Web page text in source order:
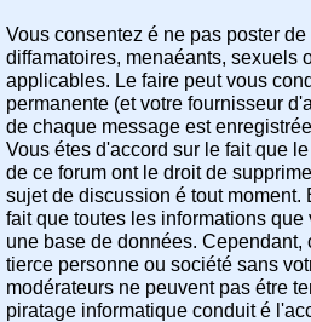
Vous consentez é ne pas poster
diffamatoires, menaéants, sexuels
applicables. Le faire peut vous
permanente (et votre fournisseur
de chaque message est
Vous étes d'accord sur le fait que
de ce forum ont le droit de
sujet de discussion é tout
fait que toutes les informations
une base de données.
tierce personne ou société sans
modérateurs ne peuvent pas étre
piratage informatique conduit é